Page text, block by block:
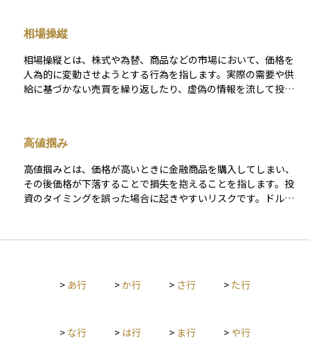
定の利益が出たところで利食いを行うことは、リスクを管理し
つつ投資収益を着実に確保する手段となります。ただし、過度
な利食いは上昇相場の恩恵を十分に受けられない原因にもなる
ため、自分の投資スタイルや目標に応じた判断が重要です。
相場操縦
相場操縦とは、株式や為替、商品などの市場において、価格を
人為的に変動させようとする行為を指します。実際の需要や供
給に基づかない売買を繰り返したり、虚偽の情報を流して投資
ており、違反すれば刑事罰の対象になります。相場操縦は、一
見すると一時的に利益を得られるように見えるかもしれません
が、市場全体の信頼性を損なう重大な違反行為とされていま
す。
高値掴み
高値掴みとは、価格が高いときに金融商品を購入してしまい、
その後価格が下落することで損失を抱えることを指します。投
資のタイミングを誤った場合に起きやすいリスクです。ドルコ
> あ行 >か行 > さ行 > た行
> な行 > は行 > ま行 > や行